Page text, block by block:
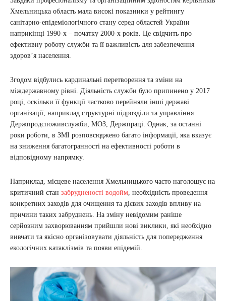
Хмельницька область мала високі показники у рейтингу
санітарно-епідеміологічного стану серед областей України
наприкінці 1990-х – початку 2000-х років. Це свідчить про
ефективну роботу служби та її важливість для забезпечення
здоров’я населення.
Згодом відбулись кардинальні перетворення та зміни на
міждержавному рівні. Діяльність служби було припинено у 2017
році, оскільки її функції частково перейняли інші державі
організації, наприклад структурні підрозділи та управління
Держпродспоживслужби, МОЗ, Держпраці. Однак, за останні
роки роботи, в ЗМІ розповсюджено багато інформації, яка вказує
на зниження багатогранності на ефективності роботи в
відповідному напрямку.
Наприклад, місцеве населення Хмельницького часто наголошує на
критичний стан забрудненості водойм, необхідність проведення
конкретних заходів для очищення та дієвих заходів впливу на
причини таких забруднень. На зміну невідомим раніше
серйозним захворюванням прийшли нові виклики, які необхідно
вивчати та якісно організовувати діяльність для попередження
екологічних катаклізмів та появи епідемій.